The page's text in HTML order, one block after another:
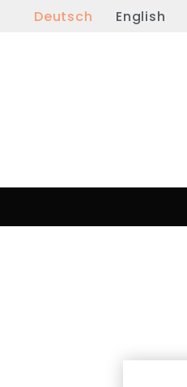
Deutsch English